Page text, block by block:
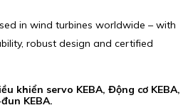
in wind turbines world­wide – with
robust design and certified
khiển servo KEBA, Động cơ KEBA,
KEBA.